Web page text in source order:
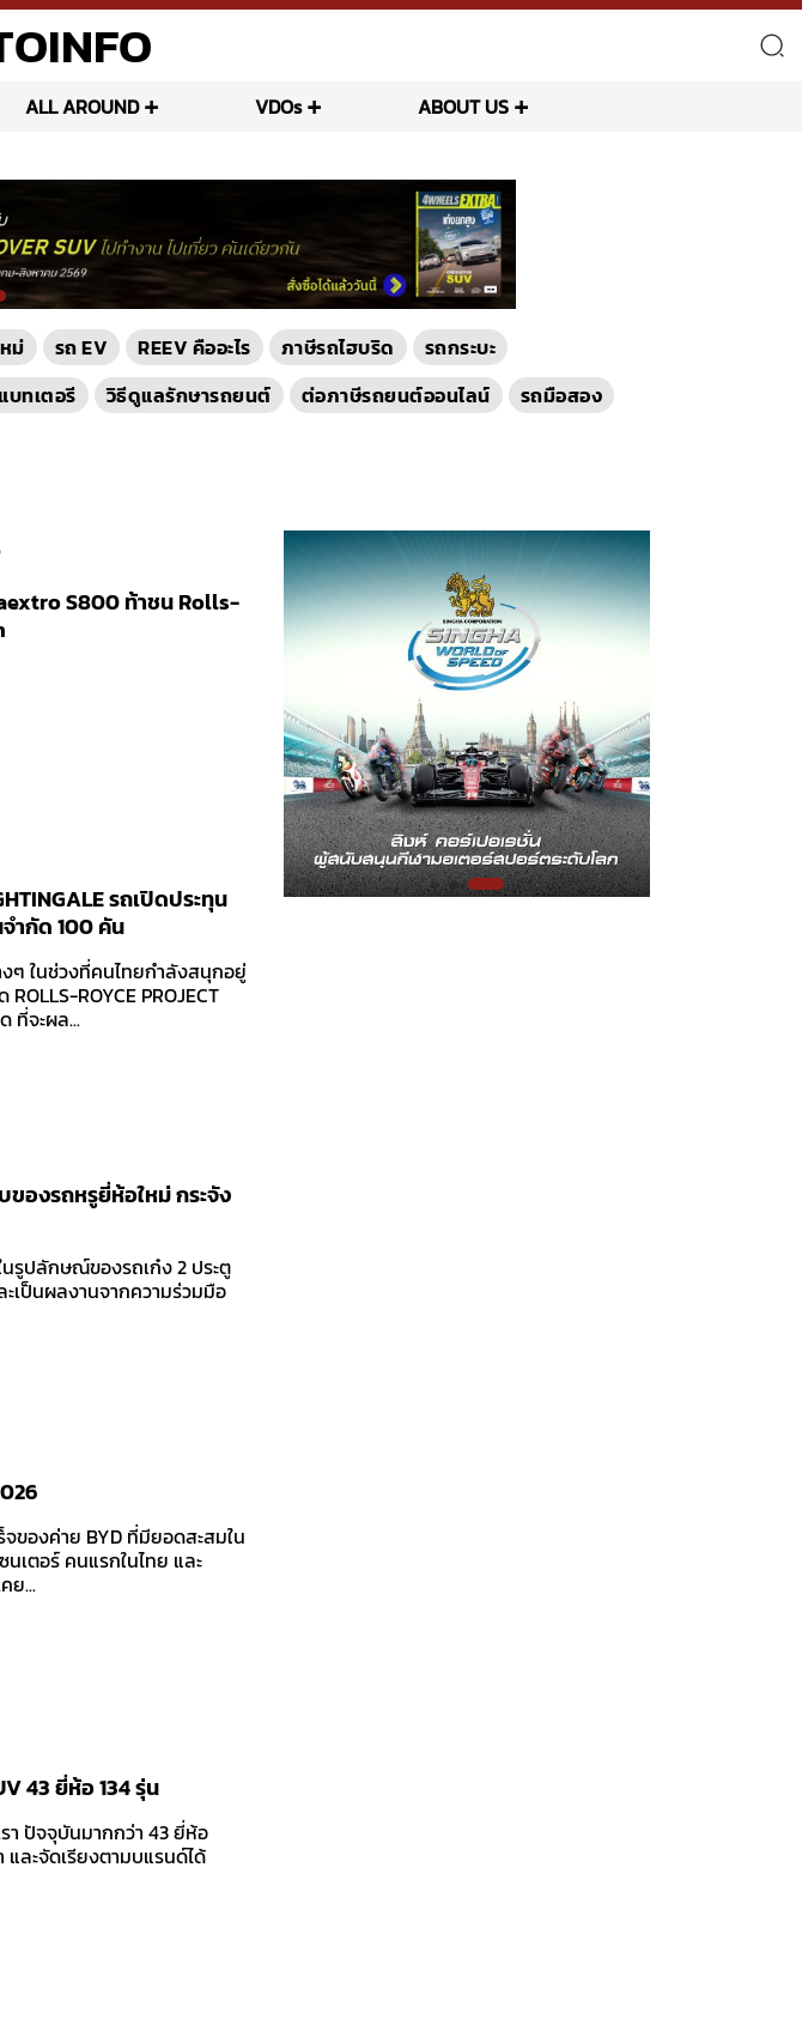
ALL AROUND VDOs ABOUT US
ม่ รถ EV REEV คืออะไร ภาษีรถไฮบริด
รถกระบะ
บทเตอรี วิธีดูแลรักษารถยนต์ ต่อภาษีรถยนต์ออนไลน์ รถมือสอง
S800 ท้าชน Rolls-
รถเปิดประทุน
ำกัด 100 คัน
ๆ ในช่วงที่คนไทยกำลังสนุกอยู่
ROYCE PROJECT
ที่จะผล...
ของรถหรูยี่ห้อใหม่ กระจัง
นรูปลักษณ์ของรถเก๋ง 2 ประตู
เป็นผลงานจากความร่วมมือ
ของค่าย BYD ที่มียอดสะสมใน
เตอร์ คนแรกในไทย และ
ย...
43 ยี่ห้อ 134 รุ่น
รา ปัจจุบันมากกว่า 43 ยี่ห้อ
และจัดเรียงตามบแรนด์ได้